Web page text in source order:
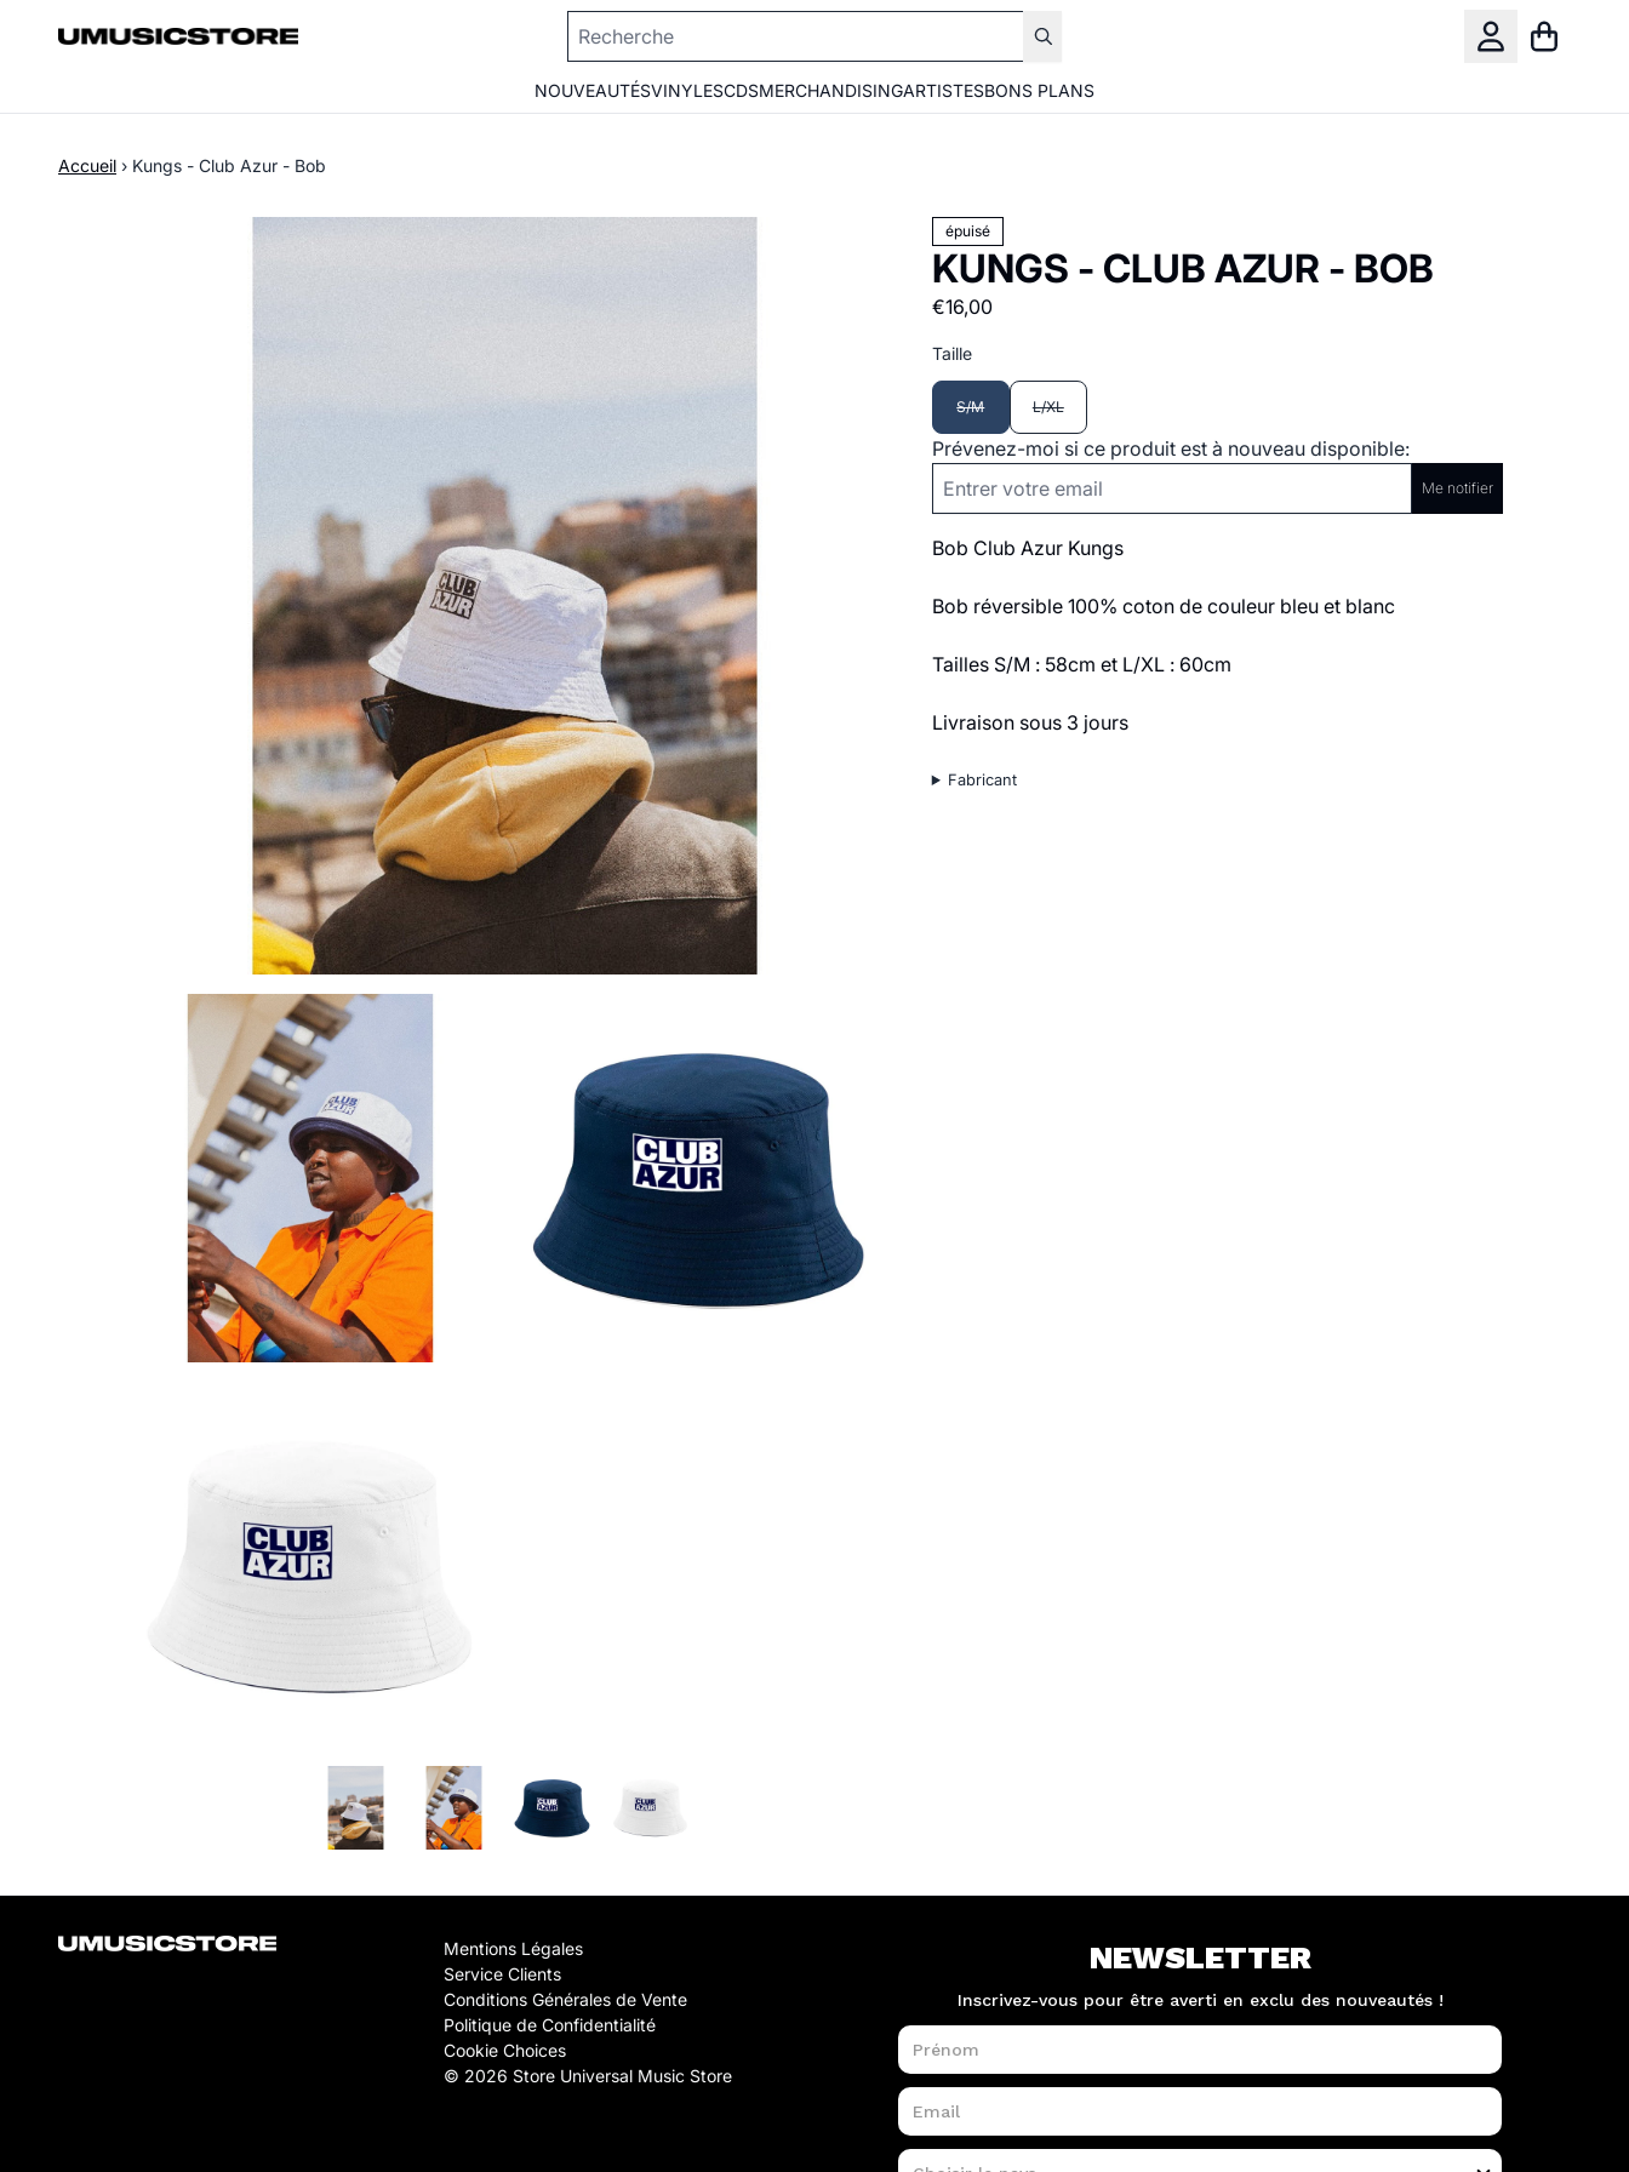
Panier
NOUVEAUTÉSVINYLESCDSMERCHANDISINGARTISTESBONS PLANS
Accueil › Kungs - Club Azur - Bob
épuisé
KUNGS - CLUB AZUR - BOB
€16,00
Taille
S/M L/XL
Prévenez-moi si ce produit est à nouveau disponible:
Me notifier
Bob Club Azur Kungs
Bob réversible 100% coton de couleur bleu et blanc
Tailles S/M : 58cm et L/XL : 60cm
Livraison sous 3 jours
Fabricant
Mentions Légales
Service Clients
Conditions Générales de Vente
Politique de Confidentialité
Cookie Choices
© 2026 Store Universal Music Store